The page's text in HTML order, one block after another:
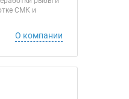
СМК и
О компании